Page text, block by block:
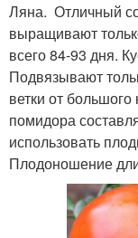
Ляна. Отличный
выращивают
всего 84-93 дня.
Подвязывают
ветки от
помидора
использовать
Плодоношение